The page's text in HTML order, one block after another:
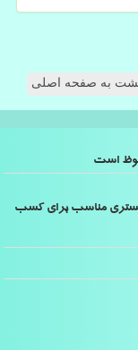
به صفحه اصلی
بستری مناسب برای کسب